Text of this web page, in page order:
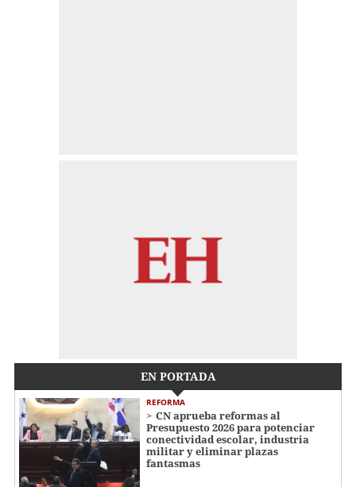
EN PORTADA
REFORMA
CN aprueba reformas al
Presupuesto 2026 para potenciar
conectividad escolar, industria
militar y eliminar plazas
fantasmas